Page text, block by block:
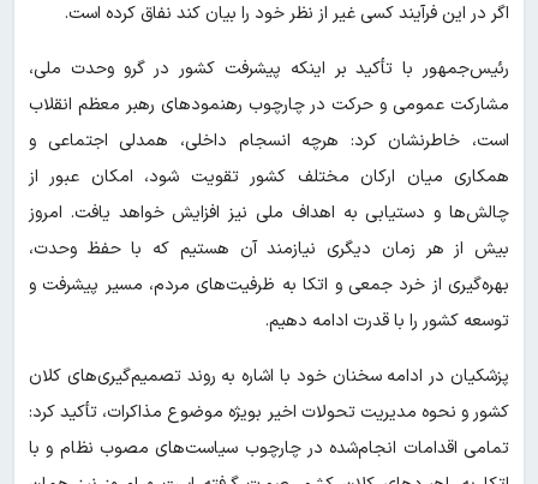
اگر در این فرآیند کسی غیر از نظر خود را بیان کند نفاق کرده است.
رئیس‌جمهور با تأکید بر اینکه پیشرفت کشور در گرو وحدت ملی،
مشارکت عمومی و حرکت در چارچوب رهنمودهای رهبر معظم انقلاب
است، خاطرنشان کرد: هرچه انسجام داخلی، همدلی اجتماعی و
همکاری میان ارکان مختلف کشور تقویت شود، امکان عبور از
چالش‌ها و دستیابی به اهداف ملی نیز افزایش خواهد یافت. امروز
بیش از هر زمان دیگری نیازمند آن هستیم که با حفظ وحدت،
بهره‌گیری از خرد جمعی و اتکا به ظرفیت‌های مردم، مسیر پیشرفت و
توسعه کشور را با قدرت ادامه دهیم.
پزشکیان در ادامه سخنان خود با اشاره به روند تصمیم‌گیری‌های کلان
کشور و نحوه مدیریت تحولات اخیر بویژه موضوع مذاکرات، تأکید کرد:
تمامی اقدامات انجام‌شده در چارچوب سیاست‌های مصوب نظام و با